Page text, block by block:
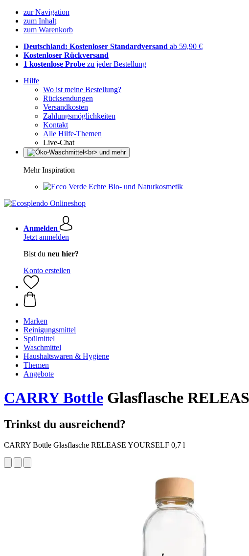
zur Navigation
zum Inhalt
zum Warenkorb
Deutschland: Kostenloser Standardversand ab 59,90 €
Kostenloser Rückversand
1 kostenlose Probe zu jeder Bestellung
Hilfe
Wo ist meine Bestellung?
Rücksendungen
Versandkosten
Zahlungsmöglichkeiten
Kontakt
Alle Hilfe-Themen
Live-Chat
Mehr Inspiration
Echte Bio- und Naturkosmetik
Anmelden
Jetzt anmelden
Bist du neu hier?
Konto erstellen
Marken
Reinigungsmittel
Spülmittel
Waschmittel
Haushaltswaren & Hygiene
Themen
Angebote
CARRY Bottle Glasflasche
Trinkst du ausreichend?
CARRY Bottle Glasflasche RELEASE YOURSELF 0,7 l